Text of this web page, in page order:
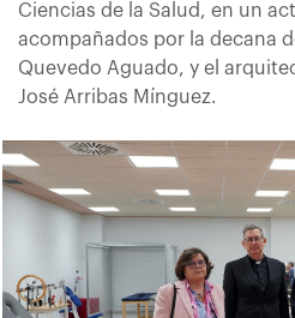
Ciencias de la Salud, en un
acompañados por la decana
Quevedo Aguado, y el
José Arribas Mínguez.